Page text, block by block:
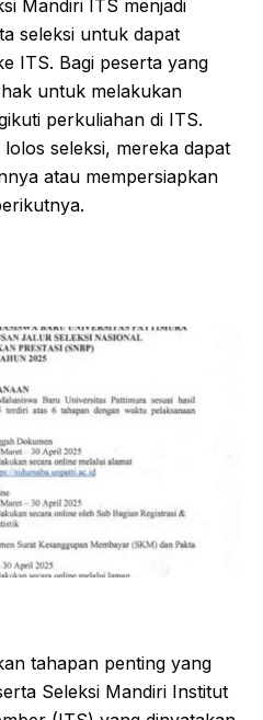
Mandiri ITS menjadi
seleksi untuk dapat
ITS. Bagi peserta yang
untuk melakukan
perkuliahan di ITS.
seleksi, mereka dapat
atau mempersiapkan
tahapan penting yang
Seleksi Mandiri Institut